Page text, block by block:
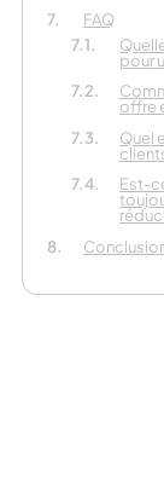
FAQ
pour
offre
Quel
Est-